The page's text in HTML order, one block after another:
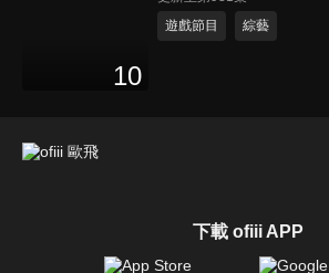
10
遊戲節目
綜藝
下載 ofiii APP